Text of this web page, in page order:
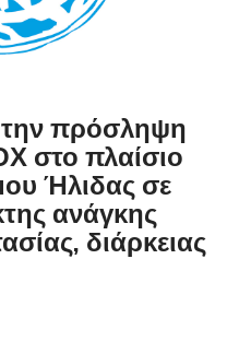
την πρόσληψη
στο πλαίσιο
Ήλιδας σε
ανάγκης
διάρκειας